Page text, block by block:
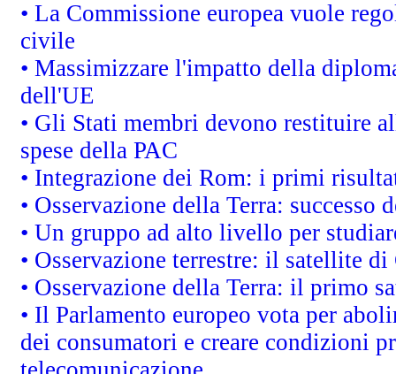
• La Commissione europea vuole
civile
• Massimizzare l'impatto della
dell'UE
• Gli Stati membri devono restituire
spese della PAC
• Integrazione dei Rom: i primi
• Osservazione della Terra:
• Un gruppo ad alto livello per
• Osservazione terrestre: il satellite
• Osservazione della Terra: il primo
• Il Parlamento europeo vota per
dei consumatori e creare condizioni